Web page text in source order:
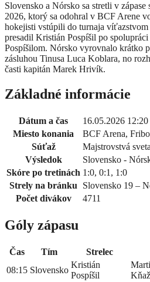
Slovensko a Nórsko sa stretli v
2026, ktorý sa odohral v BCF Arene
hokejisti vstúpili do turnaja
presadil Kristián Pospíšil po
Pospíšilom. Nórsko vyrovnalo krátko
zásluhou Tinusa Luca Koblara, no
časti kapitán Marek Hrivík.
Základné informácie
Dátum a čas
16.05.2026 12:20
Miesto konania
BCF Arena,
Súťaž
Majstrovstvá
Výsledok
Slovensko -
Skóre po tretinách 1:0, 0:1, 1:0
Strely na bránku
Slovensko 19 –
Počet divákov
4711
Góly zápasu
Čas Tím Strelec
08:15 Slovensko
Kristián
Pospíšil